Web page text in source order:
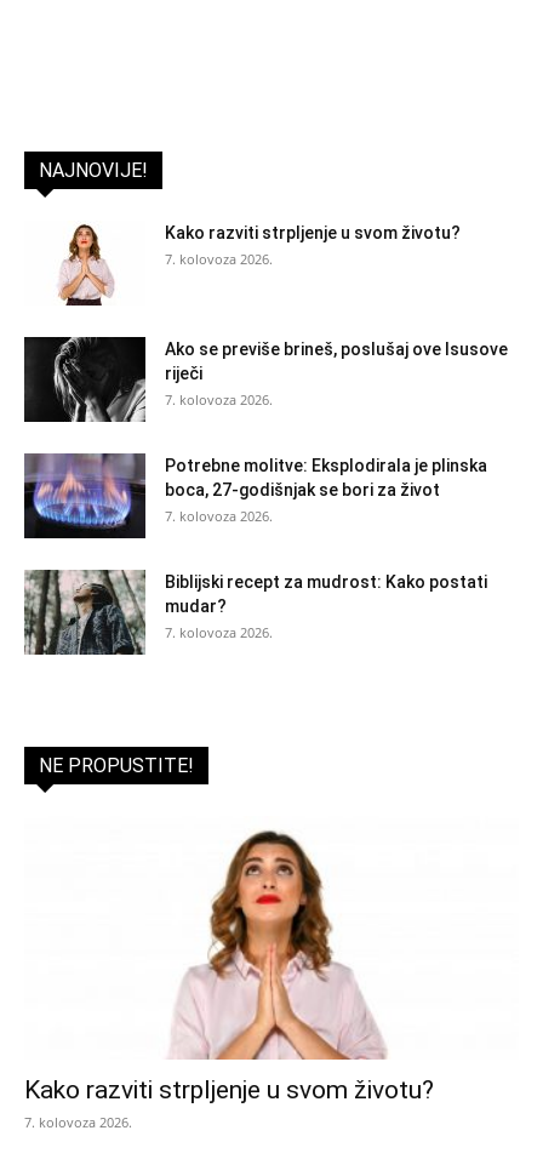
NAJNOVIJE!
Kako razviti strpljenje u svom životu?
7. kolovoza 2026.
Ako se previše brineš, poslušaj ove Isusove
riječi
7. kolovoza 2026.
Potrebne molitve: Eksplodirala je plinska
boca, 27-godišnjak se bori za život
7. kolovoza 2026.
Biblijski recept za mudrost: Kako postati
mudar?
7. kolovoza 2026.
NE PROPUSTITE!
Kako razviti strpljenje u svom životu?
7. kolovoza 2026.